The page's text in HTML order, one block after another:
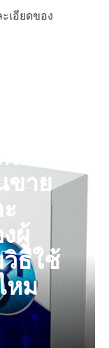
เอียดของ
น
ขาย
ผู้
ธีใช้
หม